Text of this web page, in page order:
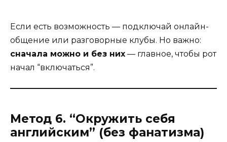
Если есть возможность — подключай онлайн-
общение или разговорные клубы. Но важно:
сначала можно и без них — главное, чтобы рот
начал “включаться”.
Метод 6. “Окружить себя
английским” (без фанатизма)